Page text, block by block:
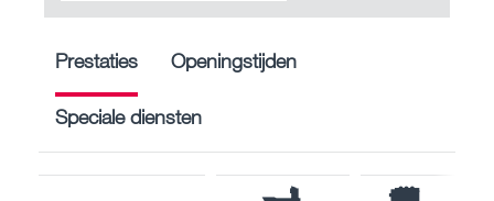
Prestaties Openingstijden
Speciale diensten